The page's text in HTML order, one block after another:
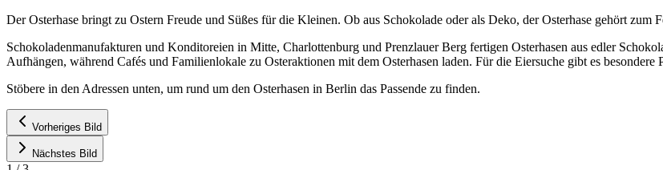
Der Osterhase bringt zu Ostern Freude und Süßes für die Kleinen. Ob aus Schokolade oder als Deko, der Osterhase gehört zum
Schokoladenmanufakturen und Konditoreien in Mitte, Charlottenburg und Prenzlauer Berg fertigen Osterhasen aus edler
Aufhängen, während Cafés und Familienlokale zu Osteraktionen mit dem Osterhasen laden. Für die Eiersuche gibt es
Stöbere in den Adressen unten, um rund um den Osterhasen in Berlin das Passende zu finden.
Vorheriges Bild
Nächstes Bild